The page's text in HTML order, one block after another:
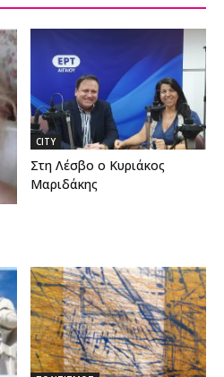
CITY
Στη Λέσβο ο Κυριάκος
Μαριδάκης